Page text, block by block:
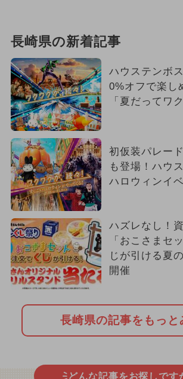
長崎県の新着記事
ハウステンボ
0%オフで楽し
「夏だってワ
初仮装パレー
も登場！ハウ
ハロウィンイ
ハズレなし！
「おこさまセ
じが引ける夏
開催
長崎県の記事をもっと
どんな記事をお探しです